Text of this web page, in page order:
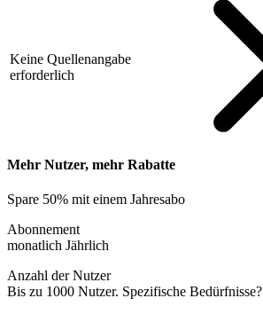
Keine Quellenangabe
erforderlich
Mehr Nutzer, mehr Rabatte
Spare 50% mit einem Jahresabo
Abonnement
monatlich Jährlich
Anzahl der Nutzer
Bis zu 1000 Nutzer. Spezifische Bedürfnisse?